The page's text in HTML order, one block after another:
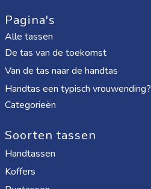
Pagina's
Alle tassen
De tas van de toekomst
Van de tas naar de handtas
Handtas een typisch vrouwending?
Categorieën
Soorten tassen
Handtassen
Koffers